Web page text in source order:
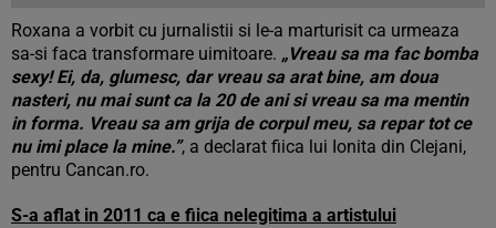
Roxana a vorbit cu jurnalistii si le-a marturisit ca urmeaza
sa-si faca transformare uimitoare. „Vreau sa ma fac bomba
sexy! Ei, da, glumesc, dar vreau sa arat bine, am doua
nasteri, nu mai sunt ca la 20 de ani si vreau sa ma mentin
in forma. Vreau sa am grija de corpul meu, sa repar tot ce
nu imi place la mine.”, a declarat fiica lui Ionita din Clejani,
pentru Cancan.ro.
S-a aflat in 2011 ca e fiica nelegitima a artistului